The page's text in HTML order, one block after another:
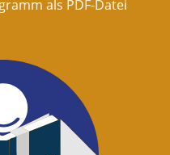
als PDF-Datei